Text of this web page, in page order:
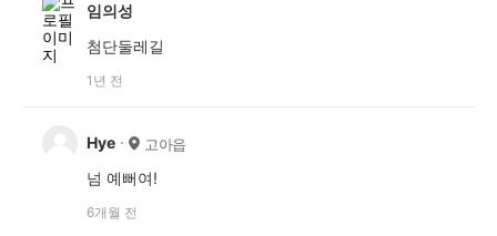
임의성
첨단둘레길
1년 전
Hye 고아읍
넘 예뻐여!
6개월 전